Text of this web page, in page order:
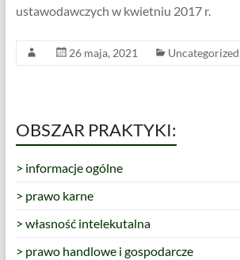
ustawodawczych w kwietniu 2017 r.
26 maja, 2021 Uncategorized
OBSZAR PRAKTYKI:
> informacje ogólne
> prawo karne
> własność intelekutalna
> prawo handlowe i gospodarcze